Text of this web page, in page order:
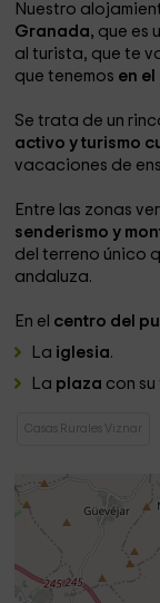
Nuestro
Granada, que es
al turista, que te
que tenemos en
Se trata de un
activo y turismo
vacaciones de
Entre las zonas
senderismo y
del terreno único
andaluza.
En el centro del
La iglesia.
La plaza con su
Casas Rurales Viznar